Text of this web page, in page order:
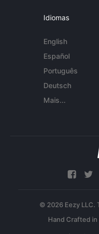
Idiomas
English
Español
Português
Deutsch
Mais...
© 2026 Eezy LLC.